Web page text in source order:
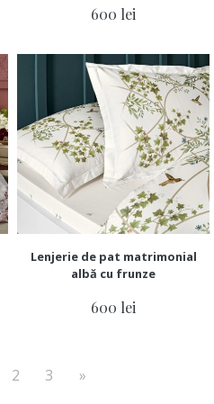
600 lei
Lenjerie de pat matrimonial
albă cu frunze
600 lei
2 3 »